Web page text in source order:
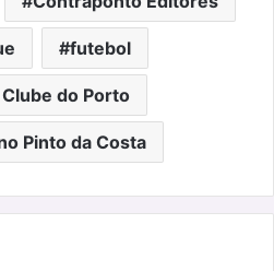
futebol
do Porto
Pinto da Costa